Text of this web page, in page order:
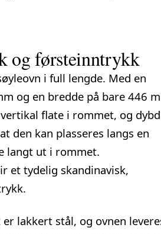
og førsteinntrykk
i full lengde. Med en
og en bredde på bare 446
flate i rommet, og
den kan plasseres langs en
langt ut i rommet.
et tydelig skandinavisk,
lakkert stål, og ovnen